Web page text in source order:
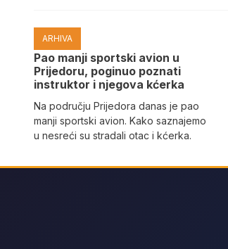
ARHIVA
Pao manji sportski avion u
Prijedoru, poginuo poznati
instruktor i njegova kćerka
Na području Prijedora danas je pao
manji sportski avion. Kako saznajemo
u nesreći su stradali otac i kćerka.